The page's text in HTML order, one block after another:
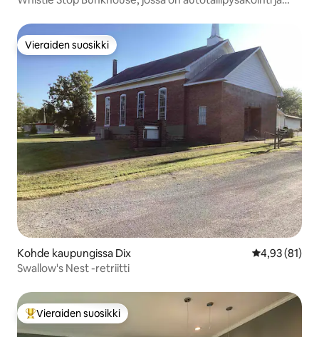
Vieraiden suosikki
Vieraiden suosikki
Kohde kaupungissa Dix
4,93 (81)
Swallow's Nest -retriitti
Vieraiden suosikkien parhaimmistoa
Vieraiden suosikki